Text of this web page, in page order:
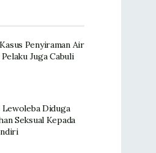
Penyiraman Air
Juga Cabuli
Diduga
Seksual Kepada